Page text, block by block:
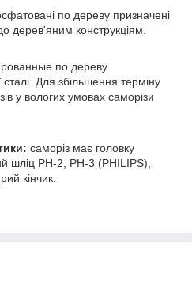
по дереву призначені
дерев'яним конструкціям.
по дереву
Для збільшення терміну
у вологих умовах саморізи
саморіз має головку
шліц PH-2, PH-3 (PHILIPS),
кінчик.